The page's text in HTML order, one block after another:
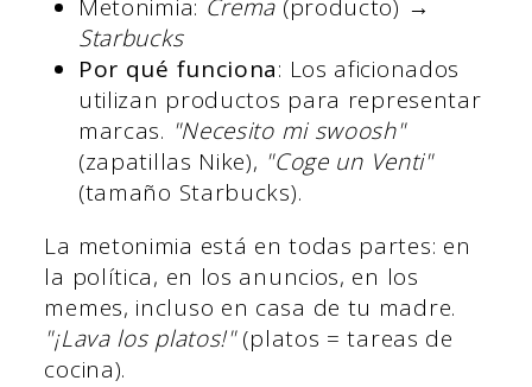
Metonimia: Crema (producto) →
Starbucks
Por qué funciona: Los aficionados
utilizan productos para representar
marcas. "Necesito mi swoosh"
(zapatillas Nike), "Coge un Venti"
(tamaño Starbucks).
La metonimia está en todas partes: en
la política, en los anuncios, en los
memes, incluso en casa de tu madre.
"¡Lava los platos!"(platos = tareas de
cocina).